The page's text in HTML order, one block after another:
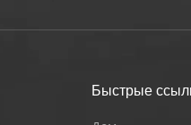
Применение
Резина, пластик,
Быстрые